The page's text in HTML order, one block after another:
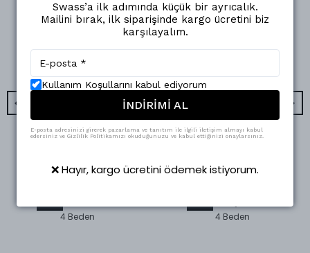
Keten Bej Kruvaze Tulum
4 Beden
Nar Çiçeği Şort Tulum
4 Beden
Swass’a ilk adımında küçük bir ayrıcalık.
Mailini bırak, ilk siparişinde kargo ücretini biz
karşılayalım.
Kullanım Koşullarını kabul ediyorum
İNDİRİMİ AL
E-posta adresinizi girerek pazarlama ve tanıtım ile ilgili iletişim almayı kabul
edersiniz ve Gizlilik Politikamızı okuduğunuzu ve kabul ettiğinizi onaylarsınız.
❌ Hayır, kargo ücretini ödemek istiyorum.